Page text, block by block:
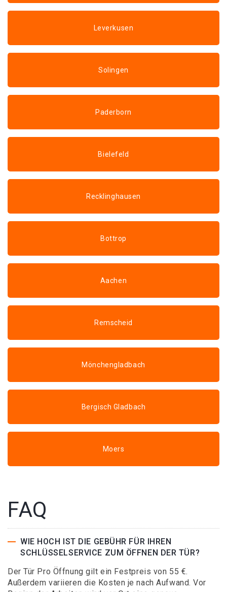
Leverkusen
Solingen
Paderborn
Bielefeld
Recklinghausen
Bottrop
Aachen
Remscheid
Mönchengladbach
Bergisch Gladbach
Moers
FAQ
WIE HOCH IST DIE GEBÜHR FÜR IHREN
SCHLÜSSELSERVICE ZUM ÖFFNEN DER TÜR?
Der Tür Pro Öffnung gilt ein Festpreis von 55 €.
Außerdem variieren die Kosten je nach Aufwand. Vor